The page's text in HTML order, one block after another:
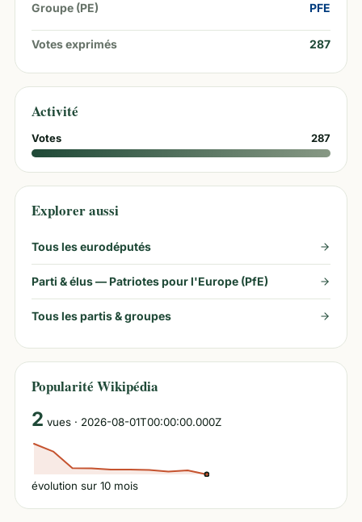
Groupe (PE) PFE
Votes exprimés 287
Activité
Votes 287
Explorer aussi
Tous les eurodéputés
Parti & élus — Patriotes pour l'Europe (PfE)
Tous les partis & groupes
Popularité Wikipédia
2 vues · 2026-08-01T00:00:00.000Z
évolution sur 10 mois